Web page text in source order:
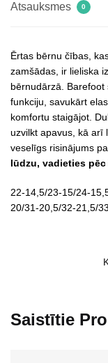
Atsauksmes 0
Ērtas bērnu čības,
zamšādas, ir lieliska
bērnudārzā.
funkciju, savukārt
komfortu staigājot.
uzvilkt apavus, kā arī
veselīgs risinājums
lūdzu, vadieties
22-14,5/23-15/24-
20/31-20,5/32-21,5/
Saistītie